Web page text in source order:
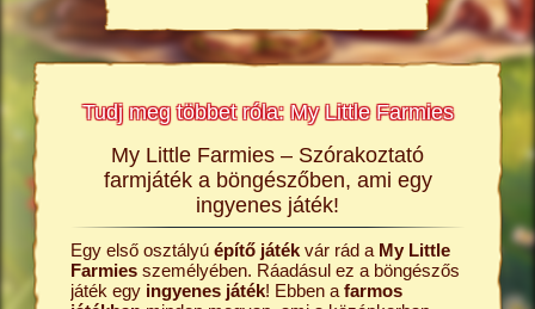
Tudj meg többet róla: My Little Farmies
és a
My Little Farmies – Szórakoztató
farmjáték a böngészőben, ami egy
ingyenes játék!
Egy első osztályú építő játékvár rád a My Little
Farmiesszemélyében. Ráadásul ez a böngészős
játék egy ingyenes játék! Ebben a farmos
A
Farmies
Ezek